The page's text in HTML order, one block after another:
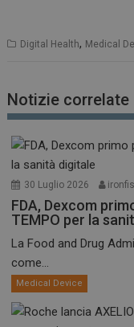
Digital Health, Medical
Notizie correlate
30 Luglio 2026
FDA, Dexcom
TEMPO per la
La Food and Drug
come...
Medical Device